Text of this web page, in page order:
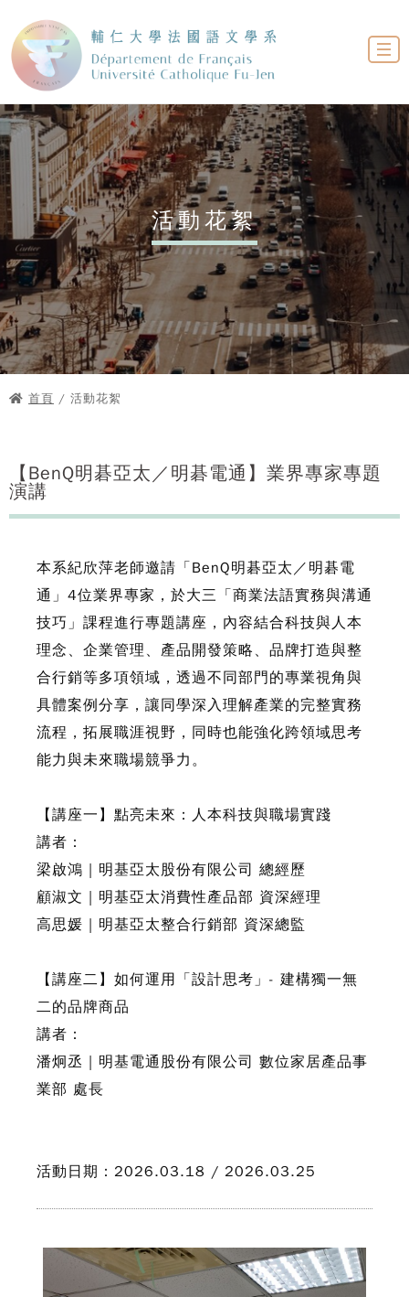
活動花絮
首頁 / 活動花絮
【BenQ明碁亞太／明碁電通】業界專家專題
演講
本系紀欣萍老師邀請「BenQ明碁亞太／明碁電
通」4位業界專家，於大三「商業法語實務與溝通
技巧」課程進行專題講座，內容結合科技與人本
理念、企業管理、產品開發策略、品牌打造與整
合行銷等多項領域，透過不同部門的專業視角與
具體案例分享，讓同學深入理解產業的完整實務
流程，拓展職涯視野，同時也能強化跨領域思考
能力與未來職場競爭力。
【講座一】點亮未來：人本科技與職場實踐
講者：
梁啟鴻 | 明基亞太股份有限公司 總經歷
顧淑文 | 明基亞太消費性產品部 資深經理
高思媛 | 明基亞太整合行銷部 資深總監
【講座二】如何運用「設計思考」- 建構獨一無
二的品牌商品
講者：
潘炯丞 | 明基電通股份有限公司 數位家居產品事
業部 處長
活動日期：2026.03.18 / 2026.03.25